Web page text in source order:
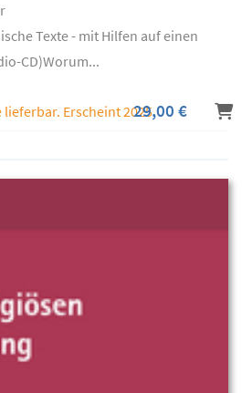
Texte - mit Hilfen auf einen
CD)Worum...
lieferbar. Erscheint 202529,00 €